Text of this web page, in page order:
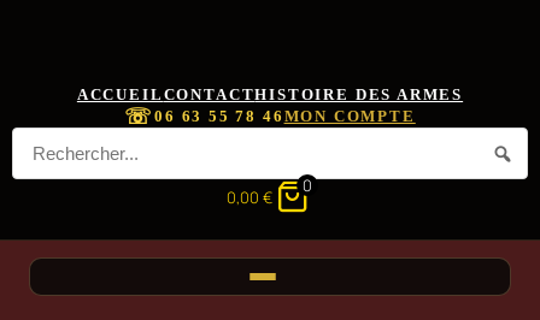
ACCUEIL CONTACTHISTOIRE DES ARMES
☏06 63 55 78 46 MON COMPTE
0,00 €
0